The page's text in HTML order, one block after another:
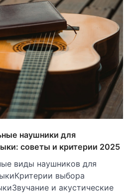
наушники для
советы и критерии 2025
виды наушников для
выбора
и акустические